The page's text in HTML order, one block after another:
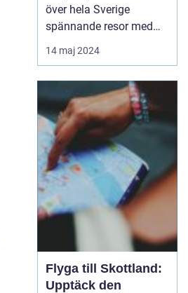
över hela Sverige
spännande resor med
pedagogiska inslag, där
målet är att berika
utanför klassrummets
fyra väggar. Gotland står
ut som en av de mest
attr...
14 maj 2024
Flyga till Skottland:
Upptäck den